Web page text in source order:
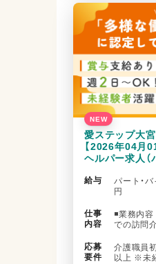
NEW
愛ステップ大
【2026年04月
ヘルパー求人（
給与
パート・
円
仕事
内容
◾️業務内
での訪問
応募
要件
介護職員
以上 ※未